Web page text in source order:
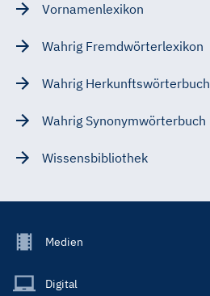
Vornamenlexikon
Wahrig Fremdwörterlexikon
Wahrig Herkunftswörterbuch
Wahrig Synonymwörterbuch
Wissensbibliothek
Footer
Main
Medien
Digital